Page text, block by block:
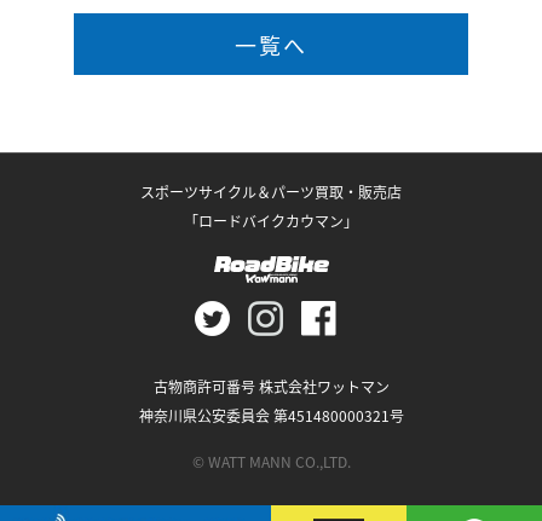
一覧へ
スポーツサイクル＆パーツ買取・販売店
「ロードバイクカウマン」
古物商許可番号 株式会社ワットマン
神奈川県公安委員会 第451480000321号
© WATT MANN CO.,LTD.